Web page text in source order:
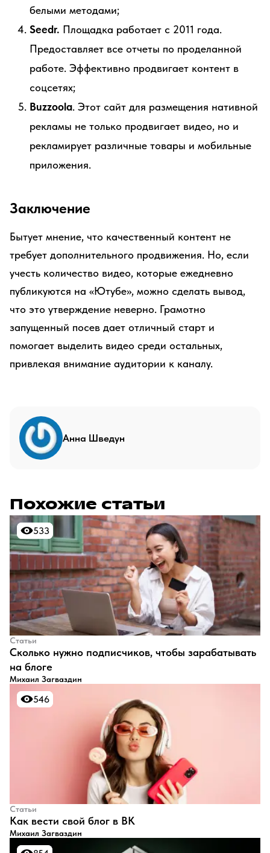
белыми методами;
Seedr. Площадка работает с 2011 года.
Предоставляет все отчеты по проделанной
работе. Эффективно продвигает контент в
соцсетях;
Buzzoola. Этот сайт для размещения нативной
рекламы не только продвигает видео, но и
рекламирует различные товары и мобильные
приложения.
Заключение
Бытует мнение, что качественный контент не
требует дополнительного продвижения. Но, если
учесть количество видео, которые ежедневно
публикуются на «Ютубе», можно сделать вывод,
что это утверждение неверно. Грамотно
запущенный посев дает отличный старт и
помогает выделить видео среди остальных,
привлекая внимание аудитории к каналу.
Анна Шведун
Похожие статьи
533
533
Статьи
​Сколько нужно подписчиков, чтобы зарабатывать
на блоге
Михаил Загваздин
546
546
Статьи
​Как вести свой блог в ВК
Михаил Загваздин